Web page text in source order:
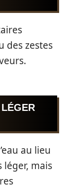
des zestes
au lieu
mais